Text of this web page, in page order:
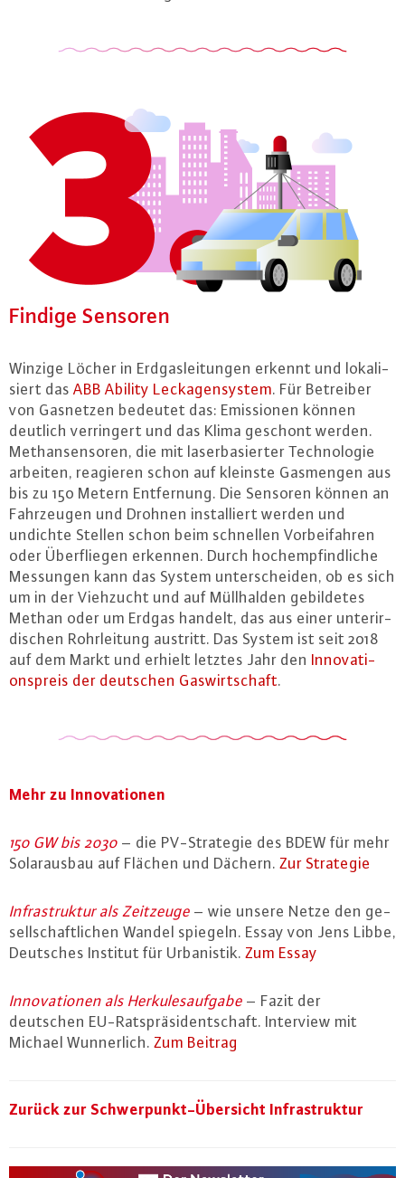
Findige Sensoren
Winzige Löcher in Erd­gas­lei­tun­gen erkennt und lo­ka­li­
siert das ABB Ability Le­cka­gen­sys­tem. Für Betreiber
von Gasnetzen bedeutet das: Emis­sio­nen können
deutlich ver­rin­gert und das Klima geschont werden.
Me­than­sen­so­ren, die mit la­ser­ba­sier­ter Tech­no­lo­gie
arbeiten, reagieren schon auf kleinste Gasmengen aus
bis zu 150 Metern Ent­fer­nung. Die Sensoren können an
Fahr­zeu­gen und Drohnen in­stal­liert werden und
undichte Stellen schon beim schnellen Vor­bei­fah­ren
oder Über­flie­gen erkennen. Durch hoch­emp­find­li­che
Messungen kann das System un­ter­schei­den, ob es sich
um in der Viehzucht und auf Müll­hal­den ge­bil­de­tes
Methan oder um Erdgas handelt, das aus einer un­ter­ir­
di­schen Rohr­lei­tung austritt. Das System ist seit 2018
auf dem Markt und erhielt letztes Jahr den In­no­va­ti­
ons­preis der deutschen Gas­wirt­schaft.
Mehr zu In­no­va­tio­nen
150 GW bis 2030 – die PV-Stra­te­gie des BDEW für mehr
So­lar­aus­bau auf Flächen und Dächern. Zur Strategie
In­fra­struk­tur als Zeitzeuge – wie unsere Netze den ge­
sell­schaft­li­chen Wandel spiegeln. Essay von Jens Libbe,
Deutsches Institut für Ur­ba­nis­tik. Zum Essay
In­no­va­tio­nen als Her­ku­les­auf­ga­be – Fazit der
deutschen EU-Rats­prä­si­dent­schaft. Interview mit
Michael Wun­ner­lich. Zum Beitrag
Zurück zur Schwer­punkt-Über­sicht In­fra­struk­tur